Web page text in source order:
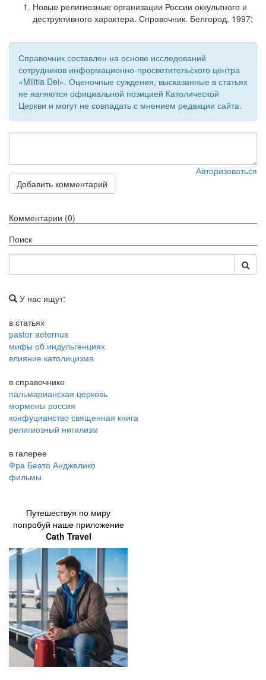
Новые религиозные организации России оккультного и
деструктивного характера. Справочник. Белгород, 1997;
Справочник составлен на основе исследований
сотрудников информационно-просветительского центра
«Militia Dei». Оценочные суждения, высказанные в статьях
не являются официальной позицией Католической
Церкви и могут не совпадать с мнением редакции сайта.
Авторизоваться
Добавить комментарий
Комментарии (0)
Поиск
У нас ищут:
в статьях
pastor aeternus
мифы об индульгенциях
влияние католицизма
в справочнике
пальмарианская церковь
мормоны россия
конфуцианство священная книга
религиозный нигилизм
в галерее
Фра Беато Анджелико
фильмы
Путешествуя по миру
попробуй наше приложение
Cath Travel